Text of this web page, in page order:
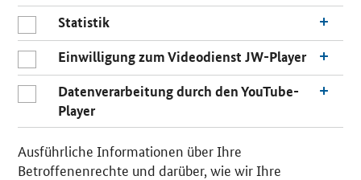
Statistik
Einwilligung zum Videodienst JW-Player
Datenverarbeitung durch den YouTube-
Player
Ausführliche Informationen über Ihre
Betroffenenrechte und darüber, wie wir Ihre